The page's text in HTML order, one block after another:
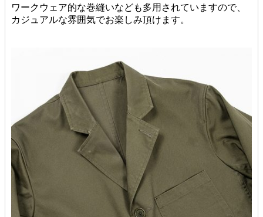
ワークウェア的な巻縫いなども多用されていますので、
カジュアルな雰囲気でお楽しみ頂けます。